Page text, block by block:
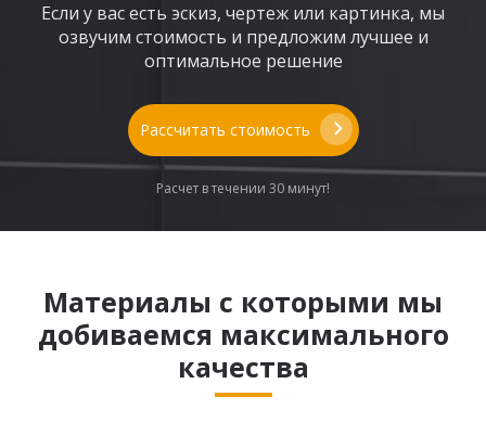
Если у вас есть эскиз, чертеж или картинка, мы
озвучим стоимость и предложим лучшее и
оптимальное решение
Рассчитать стоимость
Расчет в течении 30 минут!
Материалы с которыми мы
добиваемся максимального
качества